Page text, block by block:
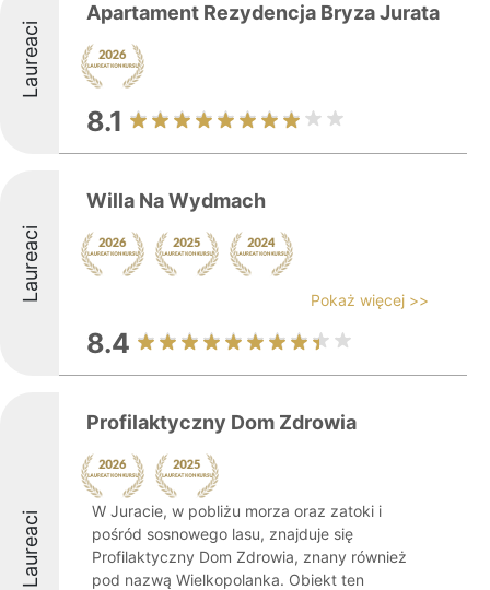
Laureaci
Apartament Rezydencja Bryza Jurata
8.1
Laureaci
Willa Na Wydmach
Pokaż więcej >>
8.4
Laureaci
Profilaktyczny Dom Zdrowia
W Juracie, w pobliżu morza oraz zatoki i
pośród sosnowego lasu, znajduje się
Profilaktyczny Dom Zdrowia, znany również
pod nazwą Wielkopolanka. Obiekt ten